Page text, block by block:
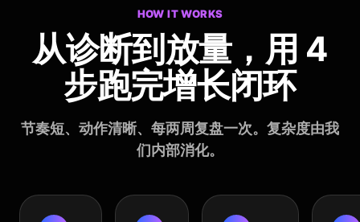
HOW IT WORKS
从诊断到放量， 用 4
步跑完增长闭环
节奏短、动作清晰、每两周复盘一次。复杂度由我
们内部消化。